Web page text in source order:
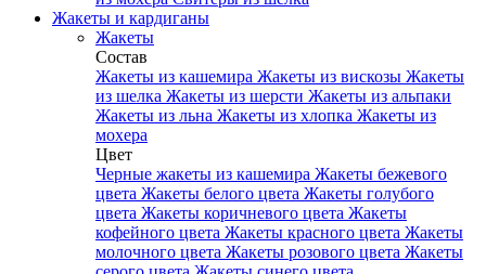
Жакеты и кардиганы
Жакеты
Состав
Жакеты из кашемира Жакеты из вискозы Жакеты
из шелка Жакеты из шерсти Жакеты из альпаки
Жакеты из льна Жакеты из хлопка Жакеты из
мохера
Цвет
Черные жакеты из кашемира Жакеты бежевого
цвета Жакеты белого цвета Жакеты голубого
цвета Жакеты коричневого цвета Жакеты
кофейного цвета Жакеты красного цвета Жакеты
молочного цвета Жакеты розового цвета Жакеты